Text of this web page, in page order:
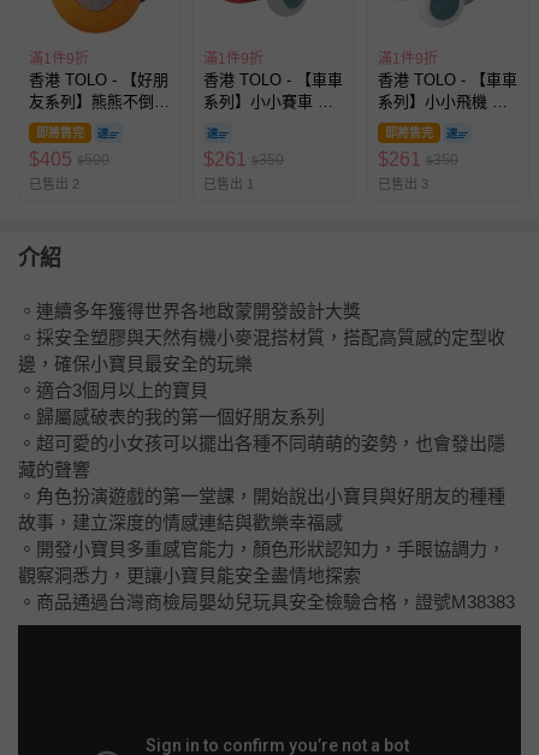
滿1件9折
香港 TOLO - 【好朋
友系列】熊熊不倒翁
啟蒙開發玩具
即將售完
$405 $500
已售出 2
滿1件9折
香港 TOLO - 【車車
系列】小小賽車 啟
蒙開發玩具
$261 $350
已售出 1
滿1件9折
香港 TOLO - 【車車
系列】小小飛機 啟
蒙開發玩具
即將售完
$261 $350
已售出 3
介紹
。連續多年獲得世界各地啟蒙開發設計大獎
。採安全塑膠與天然有機小麥混搭材質，搭配高質感的定型收
邊，確保小寶貝最安全的玩樂
。適合3個月以上的寶貝
。歸屬感破表的我的第一個好朋友系列
。超可愛的小女孩可以擺出各種不同萌萌的姿勢，也會發出隱
藏的聲響
。角色扮演遊戲的第一堂課，開始說出小寶貝與好朋友的種種
故事，建立深度的情感連結與歡樂幸福感
。開發小寶貝多重感官能力，顏色形狀認知力，手眼協調力，
觀察洞悉力，更讓小寶貝能安全盡情地探索
。商品通過台灣商檢局嬰幼兒玩具安全檢驗合格，證號M38383